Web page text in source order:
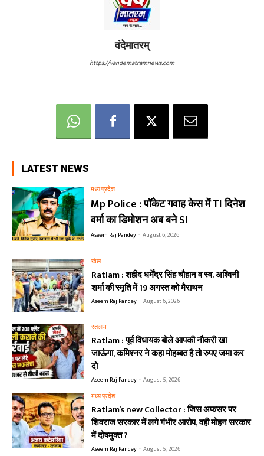
वंदेमातरम्
https://vandematramnews.com
LATEST NEWS
मध्य प्रदेश
Mp Police : पॉकेट गवाह केस में TI दिनेश
वर्मा का डिमोशन अब बने SI
Aseem Raj Pandey - August 6, 2026
खेल
Ratlam : शहीद धर्मेंद्र सिंह चौहान व स्व. अश्विनी
शर्मा की स्मृति में 19 अगस्त को मैराथन
Aseem Raj Pandey - August 6, 2026
रतलाम
Ratlam : पूर्व विधायक बोले आपकी नौकरी खा
जाऊंगा, कमिश्नर ने कहा मोहब्बत है तो रुपए जमा कर
दो
Aseem Raj Pandey - August 5, 2026
मध्य प्रदेश
Ratlam’s new Collector : जिस अफसर पर
शिवराज सरकार में लगे गंभीर आरोप, वही मोहन सरकार
में दोषमुक्त ?
Aseem Raj Pandey - August 5, 2026